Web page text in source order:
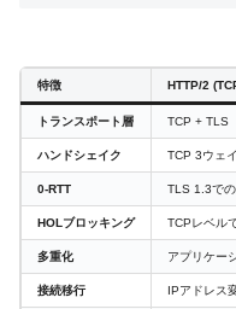
特徴 HTTP/2
トランスポート層 TCP + TLS
ハンドシェイク TCP 3ウェ
0-RTT TLS 1.3で
HOLブロッキング TCPレベル
多重化 アプリケー
接続移行 IPアドレス